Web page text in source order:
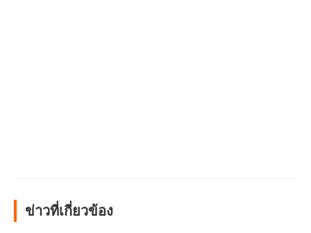
ข่าวที่เกี่ยวข้อง